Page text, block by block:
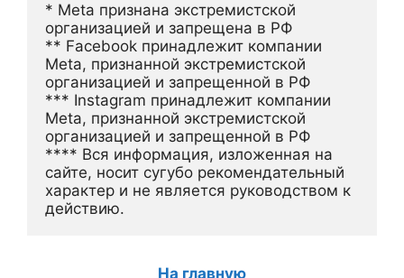
* Meta признана экстремистской
организацией и запрещена в РФ
** Facebook принадлежит компании
Meta, признанной экстремистской
организацией и запрещенной в РФ
*** Instagram принадлежит компании
Meta, признанной экстремистской
организацией и запрещенной в РФ
**** Вся информация, изложенная на
сайте, носит сугубо рекомендательный
характер и не является руководством к
действию.
На главную